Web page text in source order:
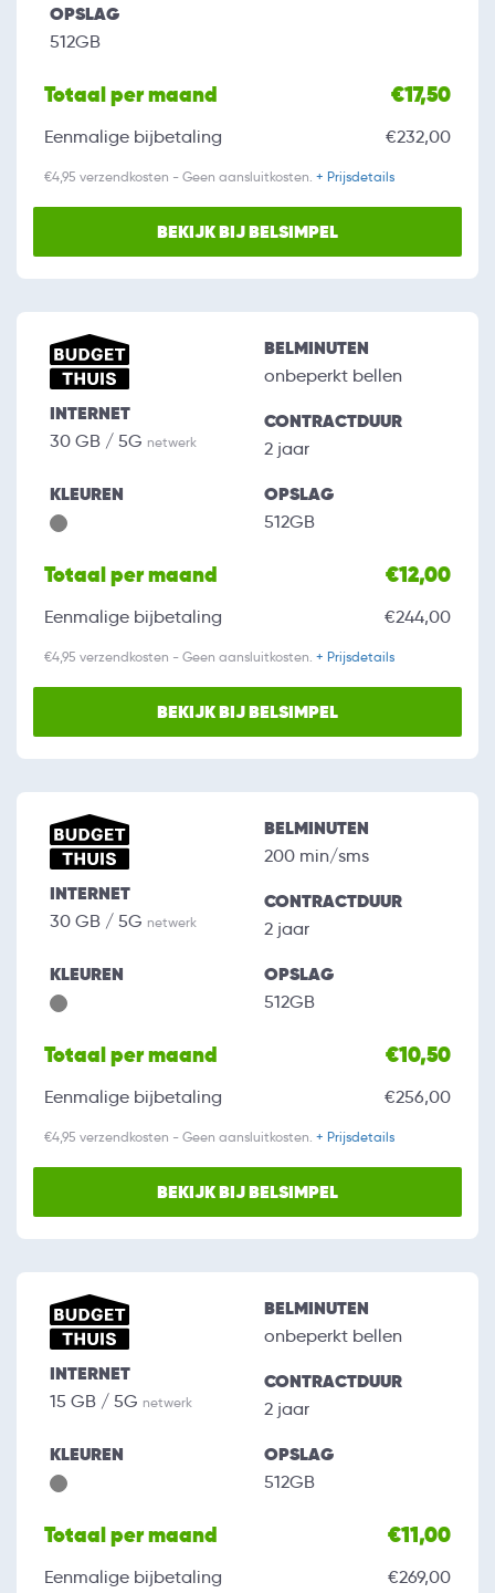
OPSLAG
512GB
Totaal per maand €17,50
Eenmalige bijbetaling €232,00
€4,95 verzendkosten - Geen aansluitkosten. + Prijsdetails
BEKIJK BIJ BELSIMPEL
INTERNET
30 GB / 5G netwerk
BELMINUTEN
onbeperkt bellen
CONTRACTDUUR
2 jaar
KLEUREN OPSLAG
512GB
Totaal per maand €12,00
Eenmalige bijbetaling €244,00
€4,95 verzendkosten - Geen aansluitkosten. + Prijsdetails
BEKIJK BIJ BELSIMPEL
INTERNET
30 GB / 5G netwerk
BELMINUTEN
200 min/sms
CONTRACTDUUR
2 jaar
KLEUREN OPSLAG
512GB
Totaal per maand €10,50
Eenmalige bijbetaling €256,00
€4,95 verzendkosten - Geen aansluitkosten. + Prijsdetails
BEKIJK BIJ BELSIMPEL
INTERNET
15 GB / 5G netwerk
BELMINUTEN
onbeperkt bellen
CONTRACTDUUR
2 jaar
KLEUREN OPSLAG
512GB
Totaal per maand €11,00
Eenmalige bijbetaling €269,00